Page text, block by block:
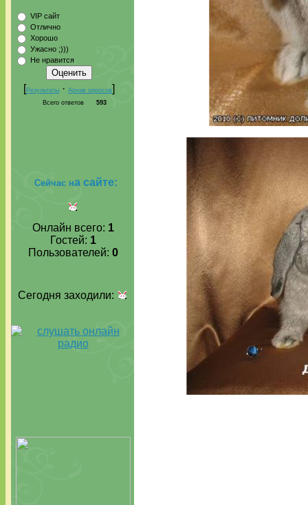
VIP сайт
Отлично
Хорошо
Ужасно ;)))
Не нравится
[Результаты · Архив опросов]
Всего ответов 593
Сейчас на сайте:
Онлайн всего: 1
Гостей: 1
Пользователей: 0
Сегодня заходили: